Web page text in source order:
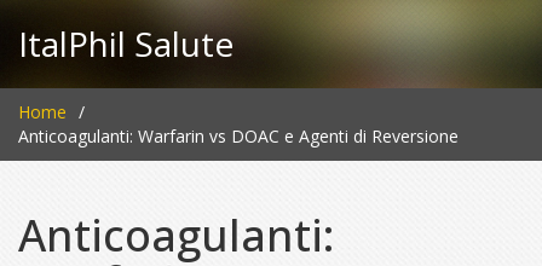
ItalPhil Salute
Home
Anticoagulanti: Warfarin vs DOAC e Agenti di Reversione
Anticoagulanti: